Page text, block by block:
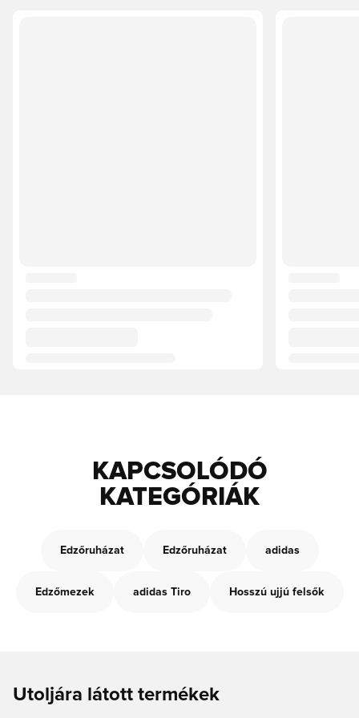
KAPCSOLÓDÓ
KATEGÓRIÁK
Edzőruházat Edzőruházat adidas
Edzőmezek adidas Tiro Hosszú ujjú felsők
Utoljára látott termékek